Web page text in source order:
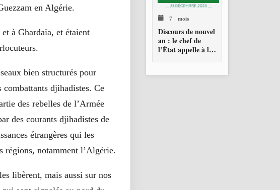
en Algérie.
à Ghardaïa, et étaient
bien structurés pour
combattants djihadistes. Ce
des rebelles de l’Armée
des courants djihadistes de
étrangères qui les
régions, notamment l’Algérie.
libèrent, mais aussi sur nos
7 mois
Discours de nouvel
an : le chef de
l’État appelle à la